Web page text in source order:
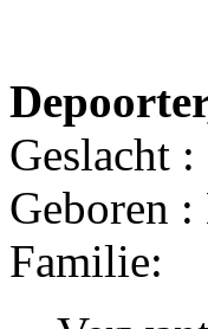
Geslacht
Geboren
Familie: